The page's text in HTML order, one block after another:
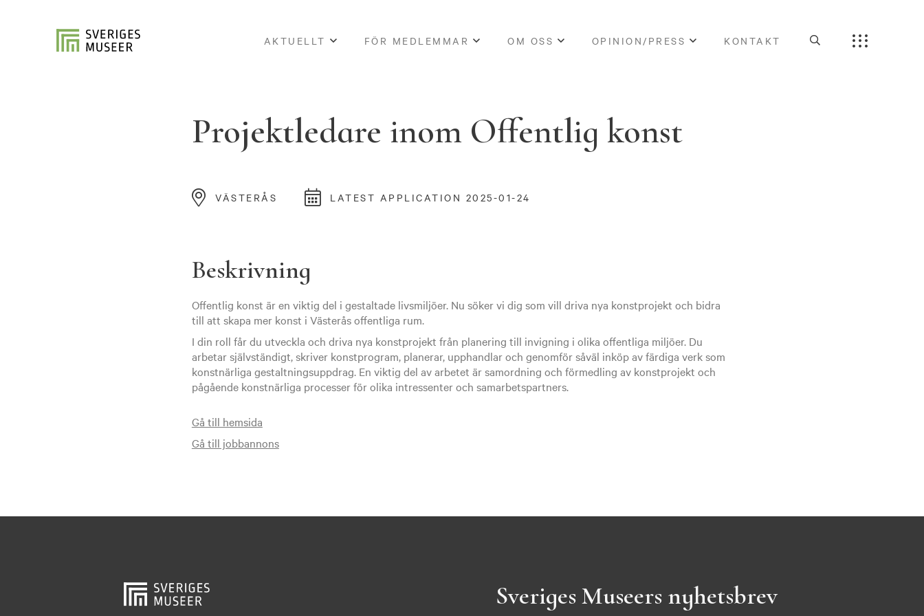
AKTUELLT FÖR MEDLEMMAR OM OSS OPINION/PRESS KONTAKT
Projektledare inom Offentlig konst
VÄSTERÅS LATEST APPLICATION 2025-01-24
Beskrivning
Offentlig konst är en viktig del i gestaltade livsmiljöer. Nu söker vi dig som vill driva nya konstprojekt och bidra
till att skapa mer konst i Västerås offentliga rum.
I din roll får du utveckla och driva nya konstprojekt från planering till invigning i olika offentliga miljöer. Du
arbetar självständigt, skriver konstprogram, planerar, upphandlar och genomför såväl inköp av färdiga verk som
konstnärliga gestaltningsuppdrag. En viktig del av arbetet är samordning och förmedling av konstprojekt och
pågående konstnärliga processer för olika intressenter och samarbetspartners.
Gå till hemsida
Gå till jobbannons
Sveriges Museers nyhetsbrev